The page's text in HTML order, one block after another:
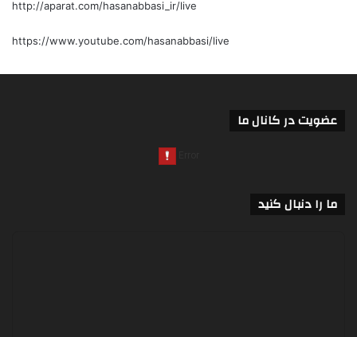
http://aparat.com/hasanabbasi_ir/live
https://www.youtube.com/hasanabbasi/live
عضویت در کانال ما
ما را دنبال کنید